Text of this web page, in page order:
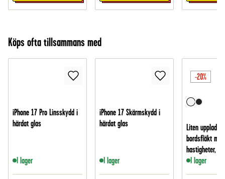
Köps ofta tillsammans med
iPhone 17 Pro Linsskydd i
härdat glas
I lager
iPhone 17 Skärmskydd i
härdat glas
I lager
-20%
Liten
bordsfläkt
hastigheter, Vit
I lager